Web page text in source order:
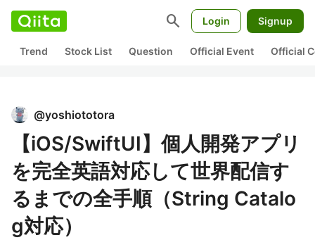
search Login Signup
Trend Stock List Question Official Event Official
@yoshiototora
【iOS/SwiftUI】個人開発アプリ
を完全英語対応して世界配信す
るまでの全手順（String Catalo
g対応）